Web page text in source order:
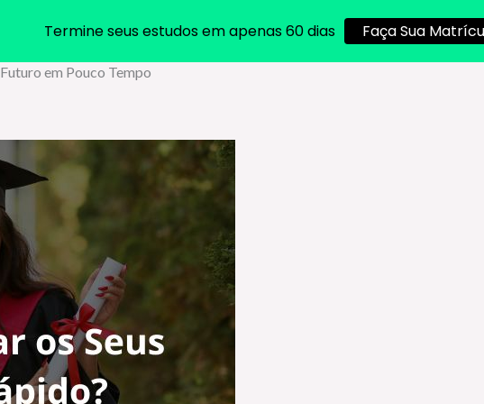
em Pouco Tempo
Termine seus estudos em apenas 60 dias Faça Sua